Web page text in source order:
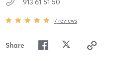
913 61 51 50
7 reviews
Share